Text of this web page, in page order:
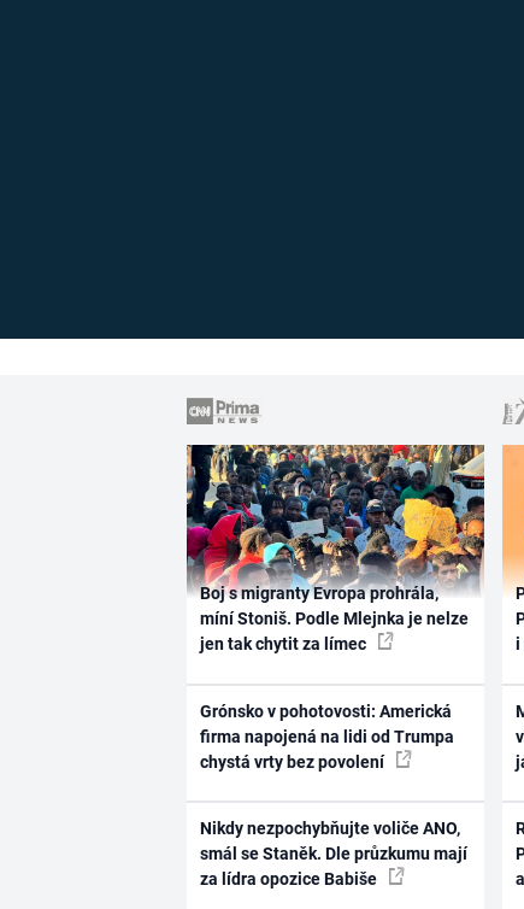
Boj s migranty Evropa prohrála,
míní Stoniš. Podle Mlejnka je nelze
jen tak chytit za límec
Grónsko v pohotovosti: Americká
firma napojená na lidi od Trumpa
chystá vrty bez povolení
Nikdy nezpochybňujte voliče ANO,
smál se Staněk. Dle průzkumu mají
za lídra opozice Babiše
i